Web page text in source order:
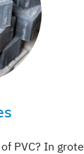
PVC? In grote